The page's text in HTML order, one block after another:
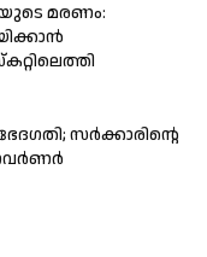
മരണം:
സർക്കാരിന്റെ